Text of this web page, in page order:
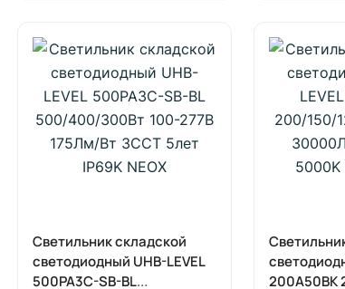
Светильник складской
светодиодный UHB-LEVEL
500PA3C-SB-BL
200A50BK